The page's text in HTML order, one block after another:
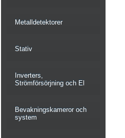
Metalldetektorer
Stativ
Inverters,
Strömförsörjning och El
Bevakningskameror och
system